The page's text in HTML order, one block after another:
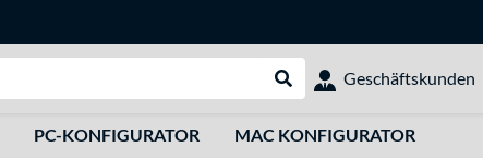
Suche durchführen
Geschäftskunden
PC-KONFIGURATOR MAC KONFIGURATOR